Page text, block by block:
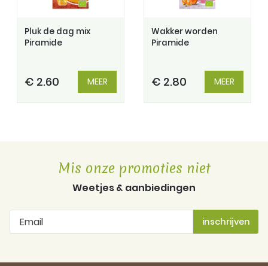
Pluk de dag mix
Piramide
€ 2.60 MEER
Wakker worden
Piramide
€ 2.80 MEER
Mis onze promoties niet
Weetjes & aanbiedingen